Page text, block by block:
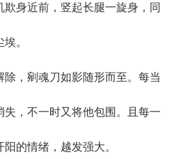
身近前，竖起长腿一旋身，同
。
，剜魂刀如影随形而至。每当
，不一时又将他包围。且每一
的情绪，越发强大。